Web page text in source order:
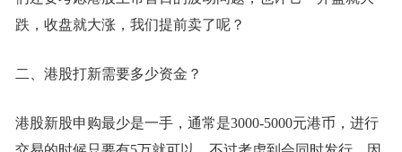
跌，收盘就大涨，我们提前卖了呢？
二、港股打新需要多少资金？
港股新股申购最少是一手，通常是3000-5000元港币，进行